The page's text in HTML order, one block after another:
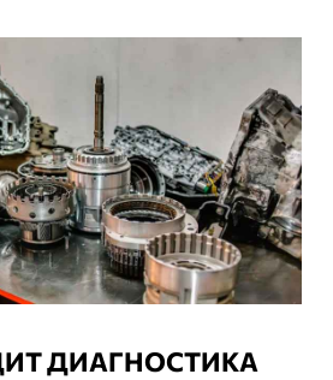
ДИАГНОСТИКА